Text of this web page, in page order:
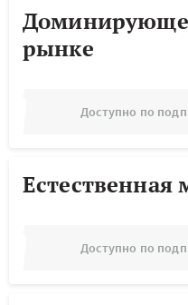
рынке
Доступно по
Естественная
Доступно по